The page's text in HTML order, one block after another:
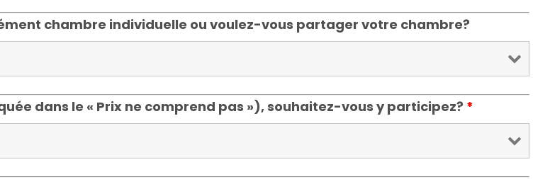
chambre individuelle ou voulez-vous partager votre chambre?
dans le « Prix ne comprend pas »), souhaitez-vous y participez? *